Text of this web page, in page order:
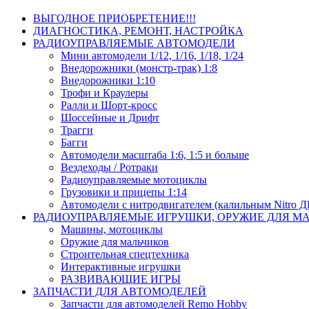
ВЫГОДНОЕ ПРИОБРЕТЕНИЕ!!!
ДИАГНОСТИКА, РЕМОНТ, НАСТРОЙКА
РАДИОУПРАВЛЯЕМЫЕ АВТОМОДЕЛИ
Мини автомодели 1/12, 1/16, 1/18, 1/24
Внедорожники (монстр-трак) 1:8
Внедорожники 1:10
Трофи и Краулеры
Ралли и Шорт-кросс
Шоссейные и Дрифт
Трагги
Багги
Автомодели масштаба 1:6, 1:5 и больше
Вездеходы / Ротраки
Радиоуправляемые мотоциклы
Грузовики и прицепы 1:14
Автомодели с нитродвигателем (калильным Nitro
РАДИОУПРАВЛЯЕМЫЕ ИГРУШКИ, ОРУЖИЕ ДЛЯ
Машины, мотоциклы
Оружие для мальчиков
Строительная спецтехника
Интерактивные игрушки
РАЗВИВАЮЩИЕ ИГРЫ
ЗАПЧАСТИ ДЛЯ АВТОМОДЕЛЕЙ
Запчасти для автомоделей Remo Hobby